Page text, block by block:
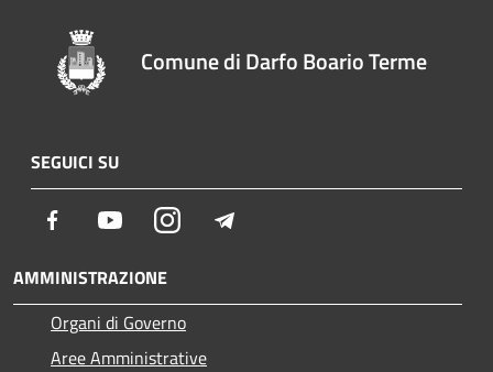
Comune di Darfo Boario Terme
SEGUICI SU
Facebook YoutubeInstagram
AMMINISTRAZIONE
Organi di Governo
Aree Amministrative